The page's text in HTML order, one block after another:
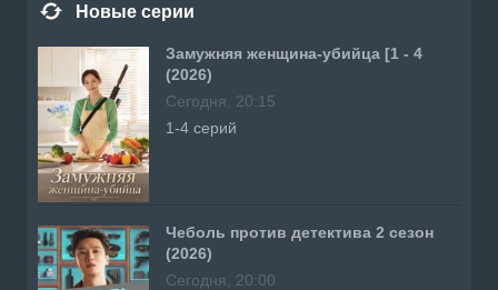
Новые серии
Замужняя женщина-убийца [1 - 4
(2026)
Сегодня, 20:15
1-4 серий
Чеболь против детектива 2 сезон
(2026)
Сегодня, 20:00